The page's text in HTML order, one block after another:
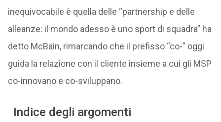
inequivocabile è quella delle “partnership e delle
alleanze: il mondo adesso è uno sport di squadra” ha
detto McBain, rimarcando che il prefisso “co-” oggi
guida la relazione con il cliente insieme a cui gli MSP
co-innovano e co-sviluppano.
Indice degli argomenti